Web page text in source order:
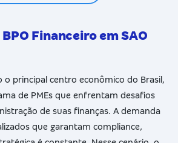
Financeiro em SAO
o principal centro econômico do Brasil,
de PMEs que enfrentam desafios
de suas finanças. A demanda
que garantam compliance,